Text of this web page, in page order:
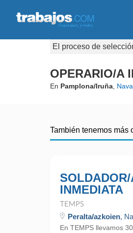
El proceso de
OPERARIO/A
En Pamplona/Iruña
También tenemos más
INMEDIATA
TEMPS
Peralta/azkoien,
En TEMPS llevamos